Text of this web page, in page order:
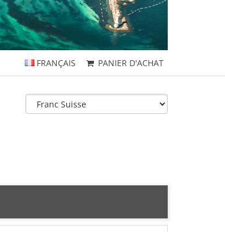
FRANÇAIS PANIER D'ACHAT